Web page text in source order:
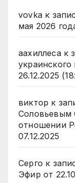
vovka к
мая 2026
аахиллесак
26.12.2025
виктор к
Соловьевым
отношении
07.12.2025
Серго к
Эфир от